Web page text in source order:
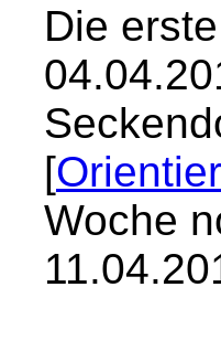
Die
[
Woche